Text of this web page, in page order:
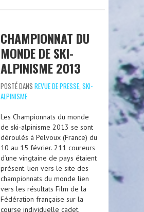
CHAMPIONNAT DU
MONDE DE SKI-
ALPINISME 2013
POSTÉ DANS REVUE DE PRESSE SKI-
ALPINISME
Les Championnats du monde
de ski-alpinisme 2013 se sont
déroulés à Pelvoux (France) du
10 au 15 février. 211 coureurs
d’une vingtaine de pays étaient
présent. lien vers le site des
championnats du monde lien
vers les résultats Film de la
Fédération française sur la
course individuelle cadet,